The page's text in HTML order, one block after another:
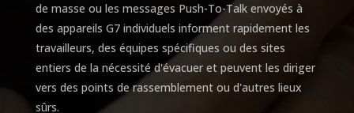
de masse ou les messages Push-To-Talk envoyés à
des appareils G7 individuels informent rapidement les
travailleurs, des équipes spécifiques ou des sites
entiers de la nécessité d'évacuer et peuvent les diriger
vers des points de rassemblement ou d'autres lieux
sûrs.